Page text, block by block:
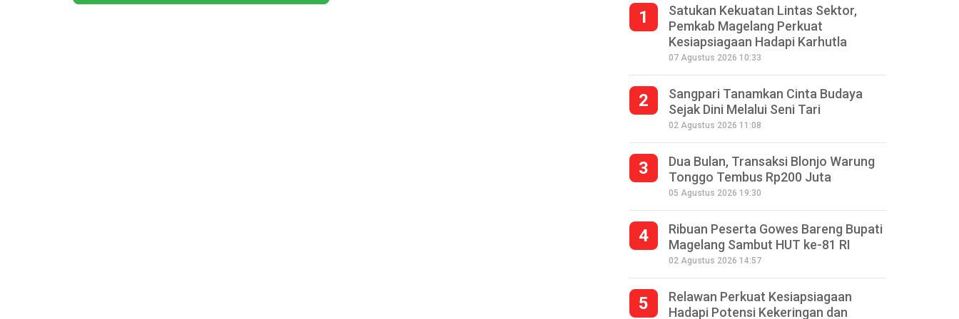
1
Satukan Kekuatan Lintas Sektor,
Pemkab Magelang Perkuat
Kesiapsiagaan Hadapi Karhutla
07 Agustus 2026 10:33
2
Sangpari Tanamkan Cinta Budaya
Sejak Dini Melalui Seni Tari
02 Agustus 2026 11:08
3
Dua Bulan, Transaksi Blonjo Warung
Tonggo Tembus Rp200 Juta
05 Agustus 2026 19:30
4
Ribuan Peserta Gowes Bareng Bupati
Magelang Sambut HUT ke-81 RI
02 Agustus 2026 14:57
5
Relawan Perkuat Kesiapsiagaan
Hadapi Potensi Kekeringan dan